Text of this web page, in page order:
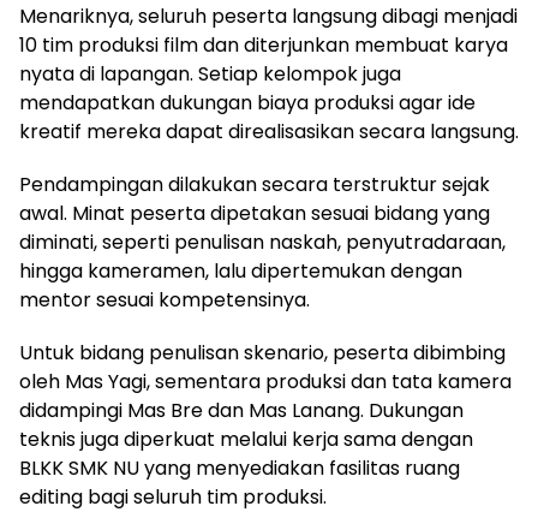
Menariknya, seluruh peserta langsung dibagi menjadi
10 tim produksi film dan diterjunkan membuat karya
nyata di lapangan. Setiap kelompok juga
mendapatkan dukungan biaya produksi agar ide
kreatif mereka dapat direalisasikan secara langsung.
Pendampingan dilakukan secara terstruktur sejak
awal. Minat peserta dipetakan sesuai bidang yang
diminati, seperti penulisan naskah, penyutradaraan,
hingga kameramen, lalu dipertemukan dengan
mentor sesuai kompetensinya.
Untuk bidang penulisan skenario, peserta dibimbing
oleh Mas Yagi, sementara produksi dan tata kamera
didampingi Mas Bre dan Mas Lanang. Dukungan
teknis juga diperkuat melalui kerja sama dengan
BLKK SMK NU yang menyediakan fasilitas ruang
editing bagi seluruh tim produksi.